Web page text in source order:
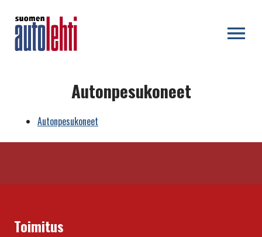
Autonpesukoneet
Autonpesukoneet
Toimitus